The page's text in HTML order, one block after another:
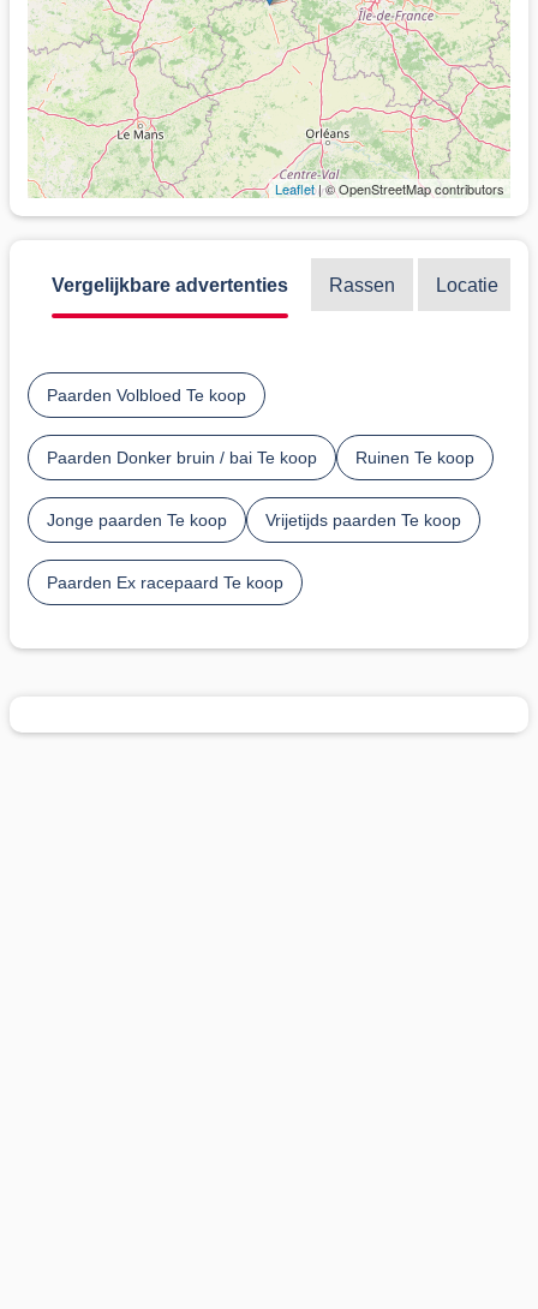
Leaflet| © OpenStreetMap contributors
Vergelijkbare advertenties Rassen Locatie
Paarden Volbloed Te koop
Paarden Donker bruin / bai Te koop Ruinen Te koop
Jonge paarden Te koop Vrijetijds paarden Te koop
Paarden Ex racepaard Te koop